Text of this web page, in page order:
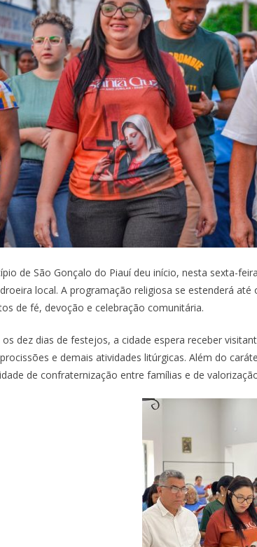
de São Gonçalo do Piauí deu início, nesta sexta-
local. A programação religiosa se estenderá
de fé, devoção e celebração comunitária.
dez dias de festejos, a cidade espera receber
e demais atividades litúrgicas. Além do
de confraternização entre famílias e de